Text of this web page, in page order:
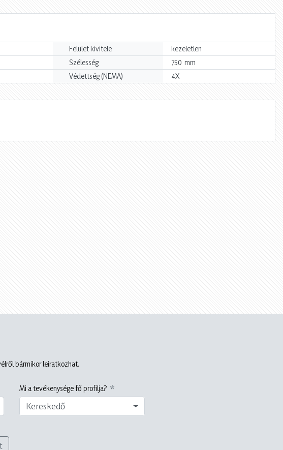
Felület kivitele
kezeletlen
Szélesség 750 mm
Védettség (NEMA) 4X
bármikor leiratkozhat.
Mi a tevékenysége fő profilja?
Kereskedő